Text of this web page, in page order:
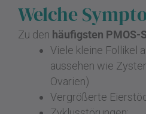
Welche
Zu den häufigsten PMOS-
Viele kleine Follikel
aussehen wie
Ovarien)
Vergrößerte